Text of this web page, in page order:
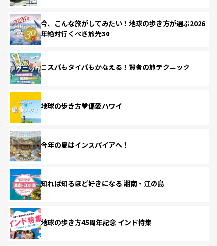
今、こんな旅がしてみたい！地球の歩き方が選ぶ2026
年絶対行くべき旅先30
コスパもタイパもかなえる！賢者の旅テクニック
地球の歩き方♥偏愛ハワイ
今年の夏はインスパイアへ！
知れば知るほど好きになる 湘南・江の島
地球の歩き方45周年記念 インド特集